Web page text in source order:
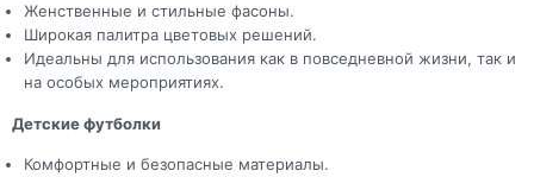
Женственные и стильные фасоны.
Широкая палитра цветовых решений.
Идеальны для использования как в повседневной жизни, так и
на особых мероприятиях.
Детские футболки
Комфортные и безопасные материалы.